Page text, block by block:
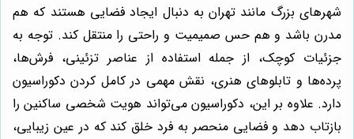
شهرهای بزرگ مانند تهران به دنبال ایجاد فضایی هستند که هم
مدرن باشد و هم حس صمیمیت و راحتی را منتقل کند. توجه به
جزئیات کوچک، از جمله استفاده از عناصر تزئینی، فرش‌ها،
پرده‌ها و تابلوهای هنری، نقش مهمی در کامل کردن دکوراسیون
دارد. علاوه بر این، دکوراسیون می‌تواند هویت شخصی ساکنین را
بازتاب دهد و فضایی منحصر به فرد خلق کند که در عین زیبایی،